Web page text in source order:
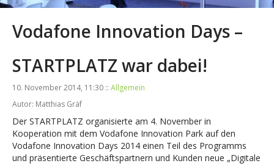
Vodafone Innovation Days –
STARTPLATZ war dabei!
10. November 2014, 11:30 :: Allgemein
Autor: Matthias Gräf
Der STARTPLATZ organisierte am 4. November in
Kooperation mit dem Vodafone Innovation Park auf den
Vodafone Innovation Days 2014 einen Teil des Programms
und präsentierte Geschäftspartnern und Kunden neue „Digitale